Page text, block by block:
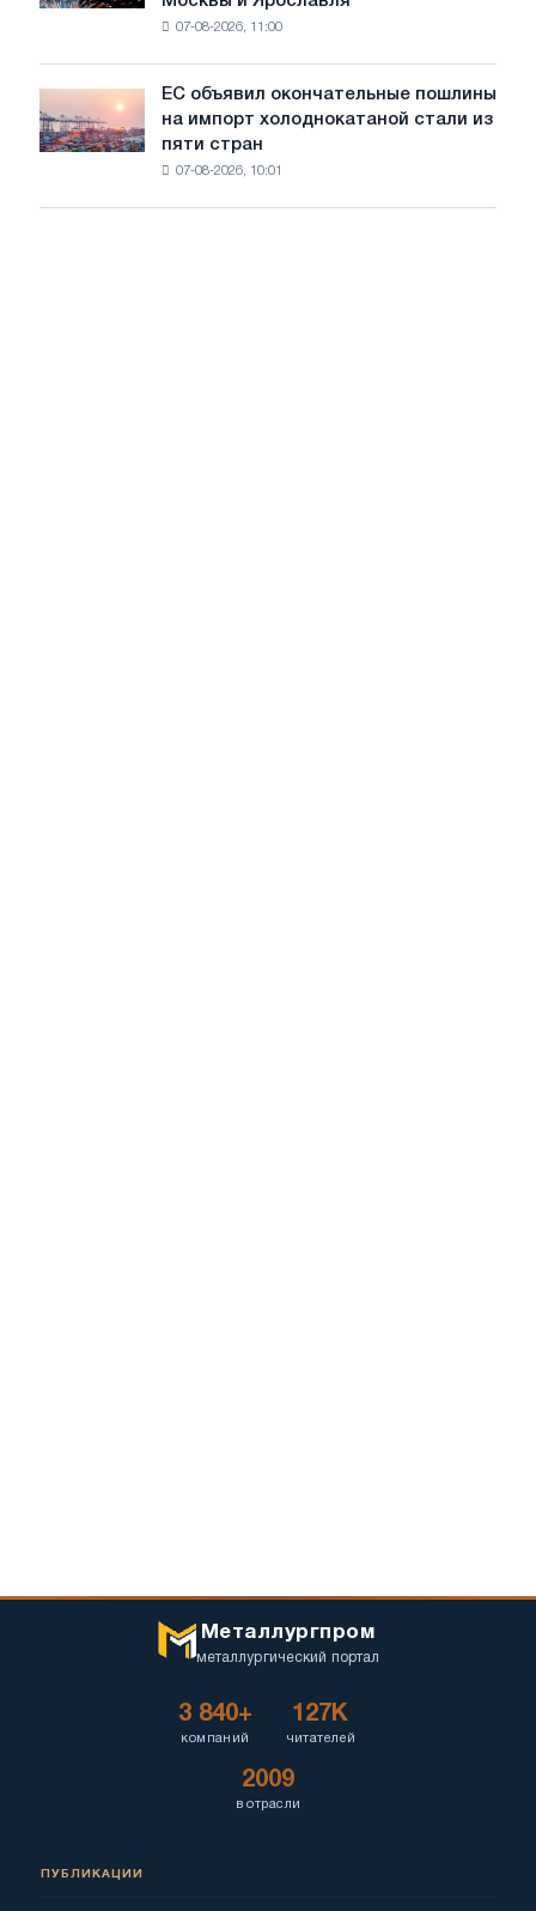
произвели
трамвайных
путей
Ярославля
07-08-2026, 11:00
объявил
окончательные
ЕС объявил окончательные пошлины
на импорт холоднокатаной стали из
пяти стран
07-08-2026, 10:01
Металлургпром
металлургический портал
3 840+
компаний
127K
читателей
2009
в отрасли
ПУБЛИКАЦИИ